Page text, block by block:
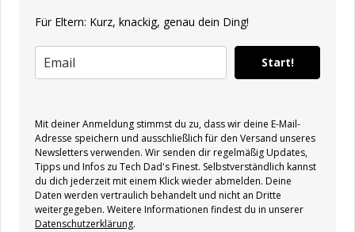
Für Eltern: Kurz, knackig, genau dein Ding!
Start!
Mit deiner Anmeldung stimmst du zu, dass wir deine E-Mail-
Adresse speichern und ausschließlich für den Versand unseres
Newsletters verwenden. Wir senden dir regelmäßig Updates,
Tipps und Infos zu Tech Dad's Finest. Selbstverständlich kannst
du dich jederzeit mit einem Klick wieder abmelden. Deine
Daten werden vertraulich behandelt und nicht an Dritte
weitergegeben. Weitere Informationen findest du in unserer
Datenschutzerklärung.